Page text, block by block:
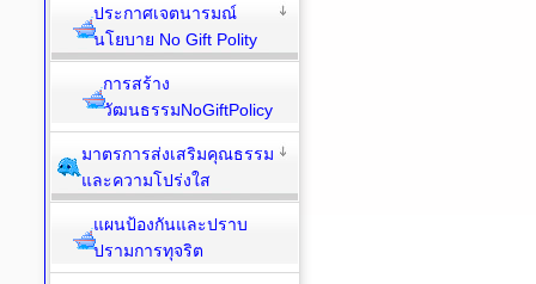
ประกาศเจตนารมณ์
นโยบาย No Gift Polity
การสร้าง
วัฒนธรรมNoGiftPolicy
มาตรการส่งเสริมคุณธรรม
และความโปร่งใส
แผนป้องกันและปราบ
ปรามการทุจริต